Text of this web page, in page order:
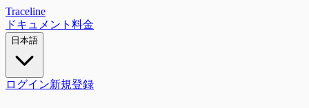
Traceline
ドキュメント 料金
日本語
ログイン新規登録